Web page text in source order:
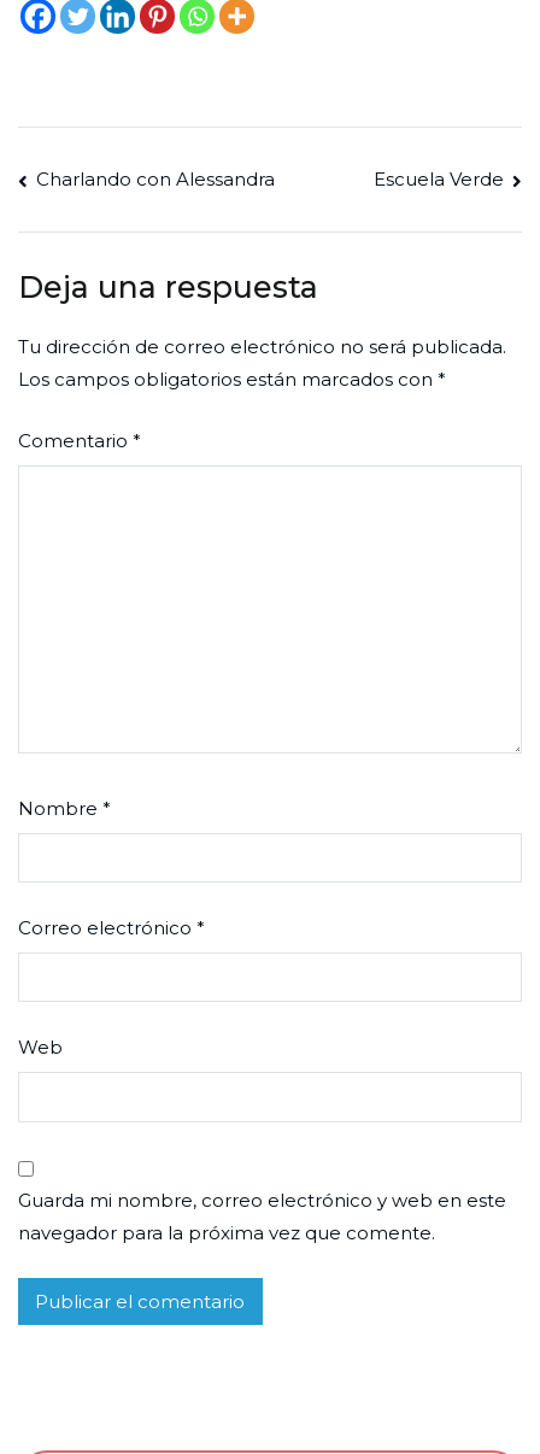
Navegación
de
entradas
Charlando con Alessandra Escuela Verde
Deja una respuesta
Tu dirección de correo electrónico no será publicada.
Los campos obligatorios están marcados con *
Comentario *
Nombre *
Correo electrónico *
Web
Guarda mi nombre, correo electrónico y web en este
navegador para la próxima vez que comente.